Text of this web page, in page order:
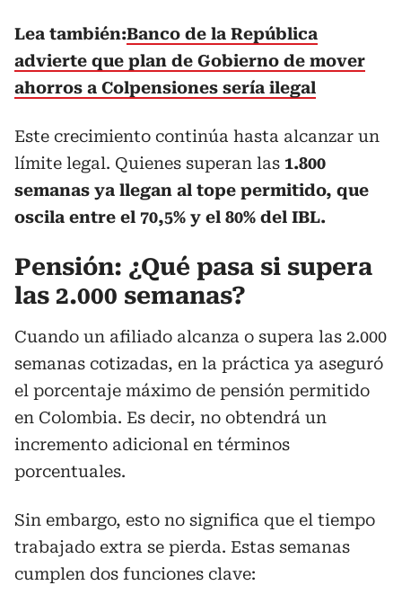
Lea también:Banco de la República
advierte que plan de Gobierno de mover
ahorros a Colpensiones sería ilegal
Este crecimiento continúa hasta alcanzar un
límite legal. Quienes superan las 1.800
semanas ya llegan al tope permitido, que
oscila entre el 70,5% y el 80% del IBL.
Pensión: ¿Qué pasa si supera
las 2.000 semanas?
Cuando un afiliado alcanza o supera las 2.000
semanas cotizadas, en la práctica ya aseguró
el porcentaje máximo de pensión permitido
en Colombia. Es decir, no obtendrá un
incremento adicional en términos
porcentuales.
Sin embargo, esto no significa que el tiempo
trabajado extra se pierda. Estas semanas
cumplen dos funciones clave: